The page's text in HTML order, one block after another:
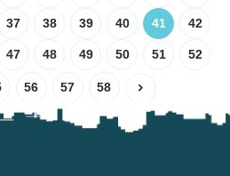
37 38 39 40 41 42
47 48 49 50 51 52
56 57 58